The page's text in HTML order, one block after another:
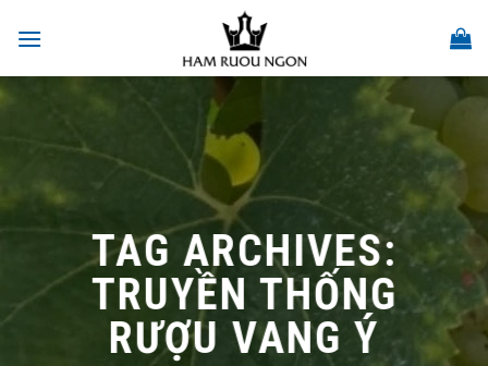
TAG ARCHIVES:
TRUYỀN THỐNG
RƯỢU VANG Ý